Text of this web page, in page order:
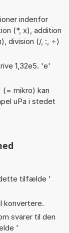
indenfor
(*, x), addition
division (/, :, ÷)
1,32e5. 'e'
mikro) kan
uPa i stedet
tilfælde '
konvertere.
svarer til den
'